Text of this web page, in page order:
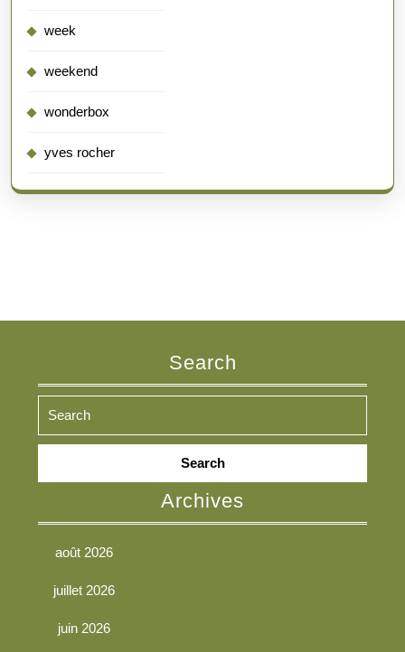
week
weekend
wonderbox
yves rocher
Search
Search
Archives
août 2026
juillet 2026
juin 2026